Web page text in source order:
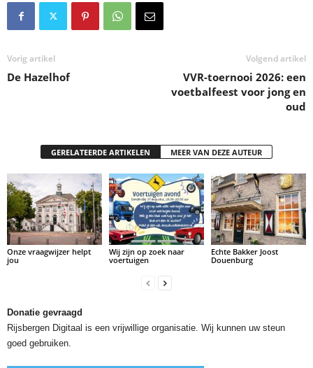
Vorig artikel
De Hazelhof
Volgend artikel
VVR-toernooi 2026: een
voetbalfeest voor jong en
oud
GERELATEERDE ARTIKELEN MEER VAN DEZE AUTEUR
Onze vraagwijzer helpt
jou
Wij zijn op zoek naar
voertuigen
Echte Bakker Joost
Douenburg
Donatie gevraagd
Rijsbergen Digitaal is een vrijwillige organisatie. Wij kunnen uw steun
goed gebruiken.